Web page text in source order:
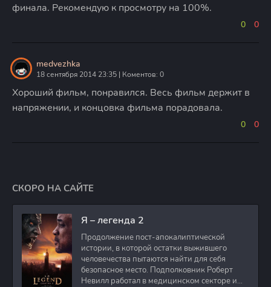
финала. Рекомендую к просмотру на 100%.
0 0
medvezhka
18 сентября 2014 23:35 | Коментов: 0
Хороший фильм, понравился. Весь фильм держит в
напряжении, и концовка фильма порадовала.
0 0
СКОРО НА САЙТЕ
Я – легенда 2
Продолжение пост-апокалиптической
истории, в которой остатки выжившего
человечества пытаются найти для себя
безопасное место. Подполковник Роберт
Невилл работал в медицинском секторе и